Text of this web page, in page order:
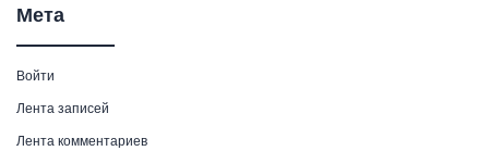
Мета
Войти
Лента записей
Лента комментариев